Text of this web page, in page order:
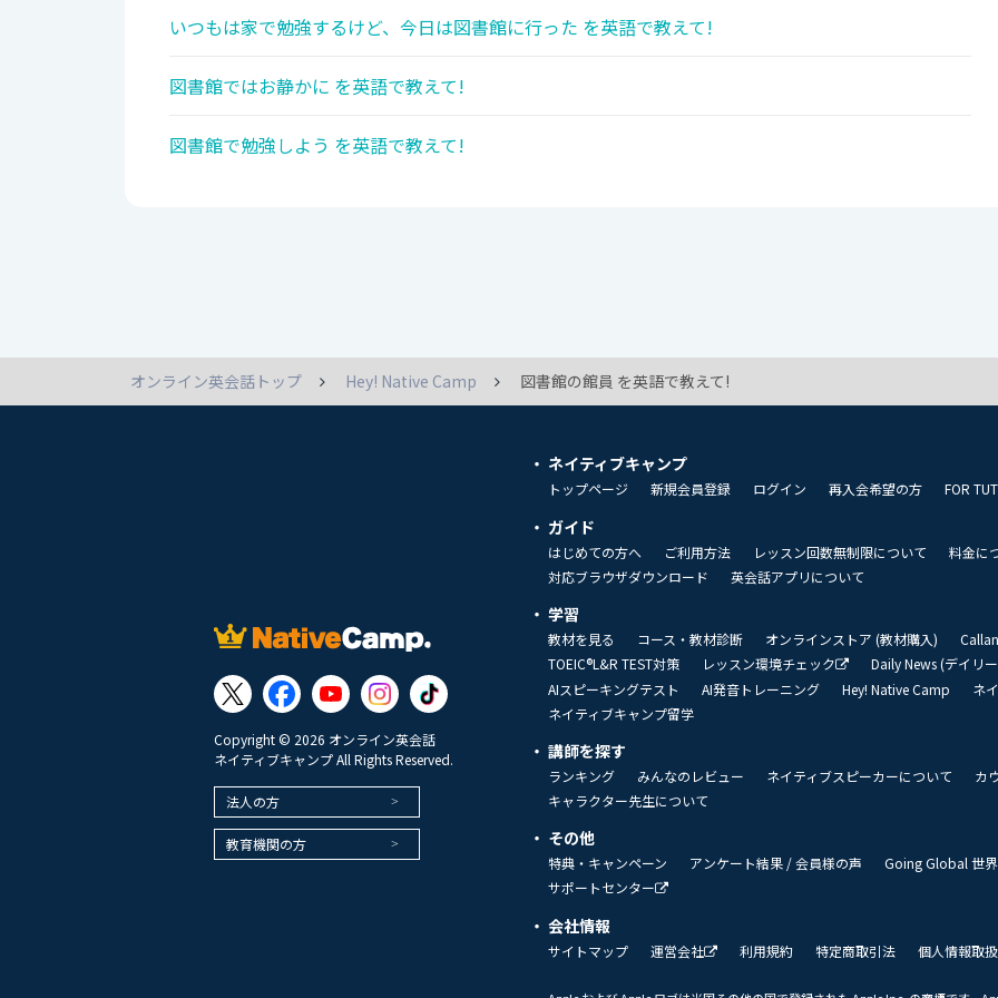
いつもは家で勉強するけど、今日は図書館に行った を英語で教えて!
図書館ではお静かに を英語で教えて!
図書館で勉強しよう を英語で教えて!
オンライン英会話トップ Hey! Native Camp 図書館の館員 を英語で教えて!
Copyright © 2026 オンライン英会話
ネイティブキャンプ All Rights Reserved.
法人の方
教育機関の方
ネイティブキャンプ
トップページ 新規会員登録 ログイン 再入会希望の方 FOR
ガイド
はじめての方へ ご利用方法 レッスン回数無制限について
料金に
対応ブラウザダウンロード
英会話アプリについて
学習
教材を見る コース・教材診断 オンラインストア (教材購入)
TOEIC®L&R TEST対策
レッスン環境チェック
Daily News (デイリ
AIスピーキングテスト
AI発音トレーニング Hey! Native Camp
ネ
ネイティブキャンプ留学
講師を探す
ランキング みんなのレビュー ネイティブスピーカーについて
カ
キャラクター先生について
その他
特典・キャンペーン アンケート結果 / 会員様の声
Going Global 世
サポートセンター
会社情報
サイトマップ 運営会社 利用規約 特定商取引法 個人情報取